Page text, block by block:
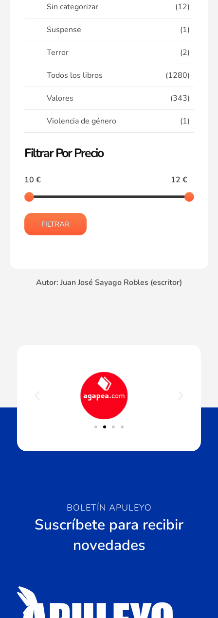
Sin categorizar (12)
Suspense (1)
Terror (2)
Todos los libros (1280)
Valores (343)
Violencia de género (1)
Filtrar Por Precio
10 € 12 €
FILTRAR
Autor: Juan José Sayago Robles (escritor)
BOLETÍN APULEYO
Suscríbete para recibir
novedades